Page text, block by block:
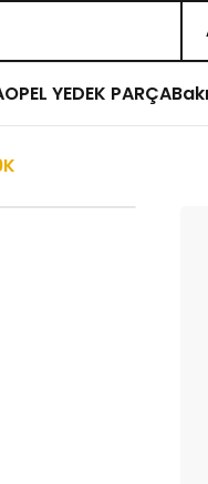
OPEL YEDEK PARÇA